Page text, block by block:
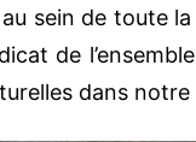
sein de toute
de
dans notre